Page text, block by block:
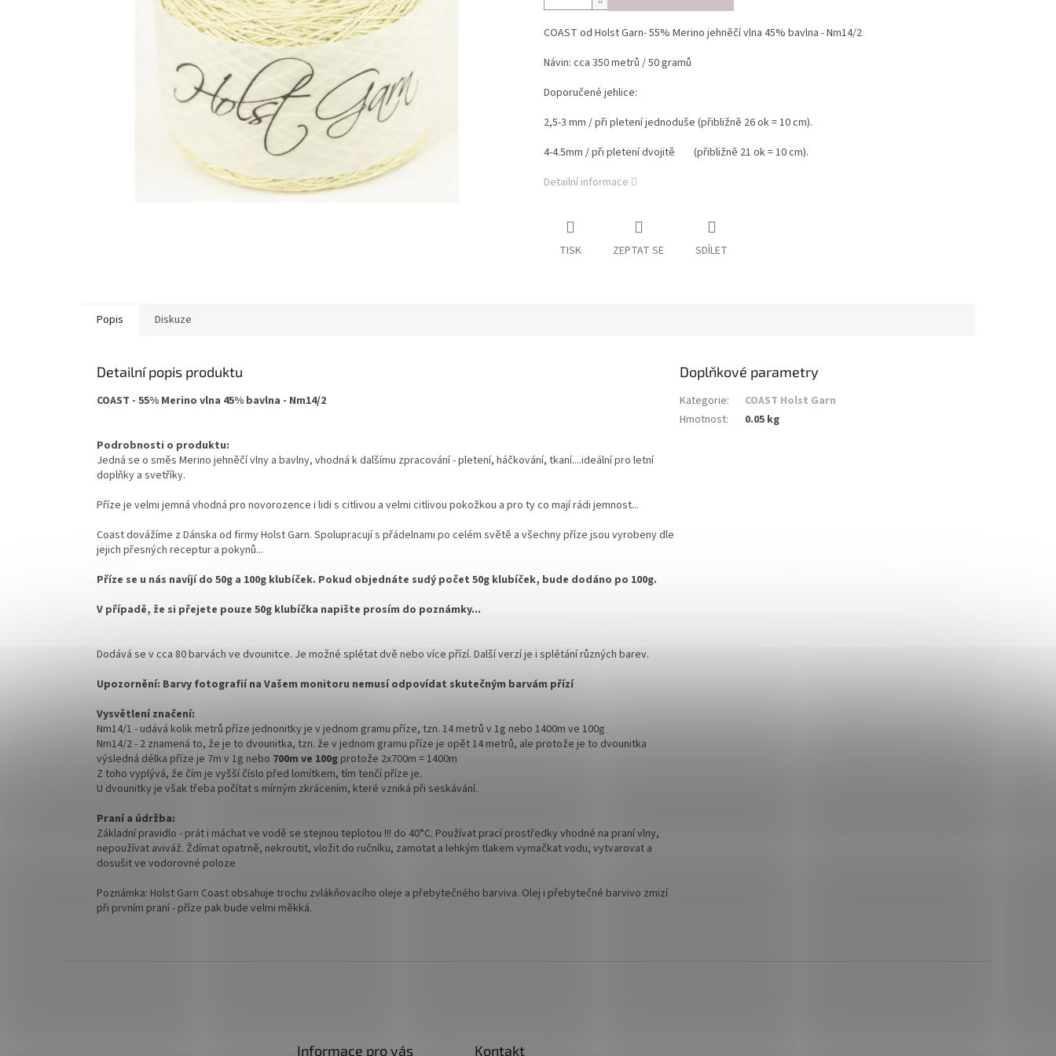
COAST od Holst Garn- 55% Merino jehněčí vlna 45% bavlna - Nm14/2
Návin: cca 350 metrů / 50 gramů
Doporučené jehlice:
2,5-3 mm / při pletení jednoduše (přibližně 26 ok = 10 cm).
4-4.5mm / při pletení dvojitě (přibližně 21 ok = 10 cm).
Detailní informace
TISK ZEPTAT SE SDÍLET
Popis Diskuze
Detailní popis produktu
COAST - 55% Merino vlna 45% bavlna - Nm14/2
Podrobnosti o produktu:
Jedná se o směs Merino jehněčí vlny a bavlny, vhodná k dalšímu zpracování - pletení, háčkování, tkaní....ideální pro letní
doplňky a svetříky.
Příze je velmi jemná vhodná pro novorozence i lidi s citlivou a velmi citlivou pokožkou a pro ty co mají rádi jemnost...
Coast dovážíme z Dánska od firmy Holst Garn. Spolupracují s přádelnami po celém světě a všechny příze jsou vyrobeny dle
jejich přesných receptur a pokynů...
Příze se u nás navíjí do 50g a 100g klubíček. Pokud objednáte sudý počet 50g klubíček, bude dodáno po 100g.
V případě, že si přejete pouze 50g klubíčka napište prosím do poznámky...
Dodává se v cca 80 barvách ve dvounitce. Je možné splétat dvě nebo více přízí. Další verzí je i splétání různých barev.
Upozornění: Barvy fotografií na Vašem monitoru nemusí odpovídat skutečným barvám přízí
Vysvětlení značení:
Nm14/1 - udává kolik metrů příze jednonitky je v jednom gramu příze, tzn. 14 metrů v 1g nebo 1400m ve 100g
Nm14/2 - 2 znamená to, že je to dvounitka, tzn. že v jednom gramu příze je opět 14 metrů, ale protože je to dvounitka
výsledná délka příze je 7m v 1g nebo 700m ve 100g protože 2x700m = 1400m
Z toho vyplývá, že čím je vyšší číslo před lomítkem, tím tenčí příze je.
U dvounitky je však třeba počítat s mírným zkrácením, které vzniká při seskávání.
Praní a údržba:
Základní pravidlo - prát i máchat ve vodě se stejnou teplotou !!! do 40°C. Používat prací prostředky vhodné na praní vlny,
nepoužívat aviváž. Ždímat opatrně, nekroutit, vložit do ručníku, zamotat a lehkým tlakem vymačkat vodu, vytvarovat a
dosušit ve vodorovné poloze
Poznámka: Holst Garn Coast obsahuje trochu zvlákňovacího oleje a přebytečného barviva. Olej i přebytečné barvivo zmizí
při prvním praní - příze pak bude velmi měkká.
Doplňkové parametry
Kategorie:
COAST Holst Garn
Hmotnost: 0.05 kg
Informace pro vás Kontakt